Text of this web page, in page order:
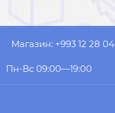
Магазин: +993 12 28 04
Пн-Вс 09:00—19:00